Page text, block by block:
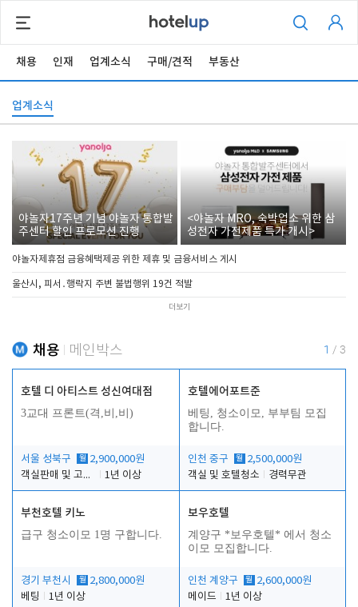
채용 인재 업계소식 구매/견적 부동산
업계소식
야놀자17주년 기념 야놀자 통합발
주센터 할인 프로모션 진행
<야놀자 MRO, 숙박업소 위한 삼
성전자 가전제품 특가 개시>
야놀자제휴점 금융혜택제공 위한 제휴 및 금융서비스 게시
울산시, 피서․행락지 주변 불법행위 19건 적발
더보기
채용 메인박스 1 / 3
호텔 디 아티스트 성신여대점
3교대 프론트(격,비,비)
서울 성북구 월 2,900,000원
객실판매 및 고객응대
1년 이상
호텔에어포트준
베팅, 청소이모, 부부팀 모집
합니다.
인천 중구 월 2,500,000원
객실 및 호텔청소
경력무관
부천호텔 키노
급구 청소이모 1명 구합니다.
경기 부천시 월 2,800,000원
베팅
1년 이상
보우호텔
계양구 *보우호텔* 에서 청소
이모 모집합니다.
인천 계양구 월 2,600,000원
메이드
1년 이상